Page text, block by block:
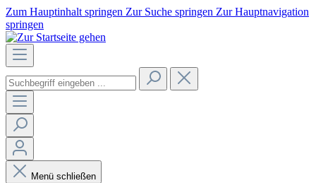
Zum Hauptinhalt springen Zur Suche springen Zur Hauptnavigation
springen
Menü schließen